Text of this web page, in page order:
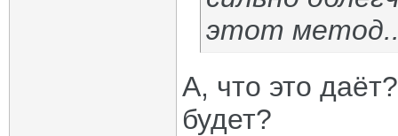
этот
А, что это
будет?